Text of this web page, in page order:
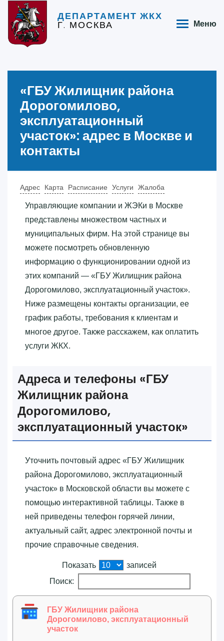
ДЕПАРТАМЕНТ ЖКХ
Г. МОСКВА Меню
«‎ГБУ Жилищник района
Дорогомилово,
эксплуатационный
участок»‎: адрес в Москве и
контакты
Адрес Карта Расписание Услуги Жалоба
Управляющие компании и ЖЭКи в Москве
представлены множеством частных и
муниципальных фирм. На этой странице вы
можете посмотреть обновленную
информацию о функционировании одной из
этих компаний — «‎ГБУ Жилищник района
Дорогомилово, эксплуатационный участок»‎.
Ниже размещены контакты организации, ее
график работы, требования к клиентам и
многое другое. Также расскажем, как оплатить
услуги ЖКХ.
Адреса и телефоны «‎ГБУ
Жилищник района
Дорогомилово,
эксплуатационный участок»‎
Уточнить почтовый адрес «‎ГБУ Жилищник
района Дорогомилово, эксплуатационный
участок»‎ в Московской области вы можете с
помощью интерактивной таблицы. Также в
ней приведены телефон горячей линии,
актуальный сайт, адрес электронной почты и
прочие справочные сведения.
Показать
записей
Поиск:
ГБУ Жилищник района
Дорогомилово, эксплуатационный
участок